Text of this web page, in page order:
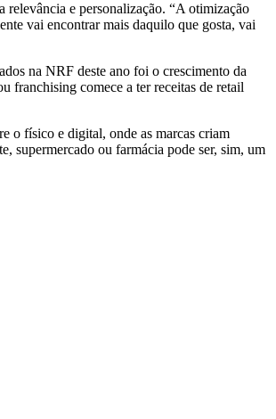
e personalização. “A otimização
vai encontrar mais daquilo que gosta, vai
na NRF deste ano foi o crescimento da
franchising comece a ter receitas de retail
o físico e digital, onde as marcas criam
supermercado ou farmácia pode ser, sim, um